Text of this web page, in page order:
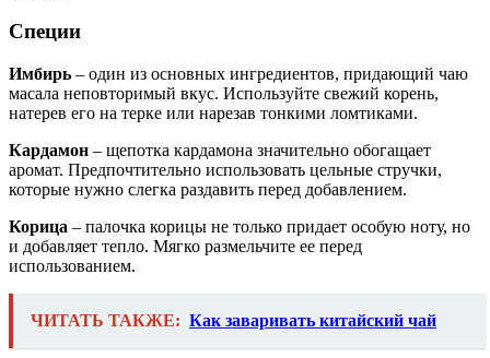
Специи
Имбирь – один из основных ингредиентов, придающий чаю
масала неповторимый вкус. Используйте свежий корень,
натерев его на терке или нарезав тонкими ломтиками.
Кардамон – щепотка кардамона значительно обогащает
аромат. Предпочтительно использовать цельные стручки,
которые нужно слегка раздавить перед добавлением.
Корица – палочка корицы не только придает особую ноту, но
и добавляет тепло. Мягко размельчите ее перед
использованием.
ЧИТАТЬ ТАКЖЕ: Как заваривать китайский чай